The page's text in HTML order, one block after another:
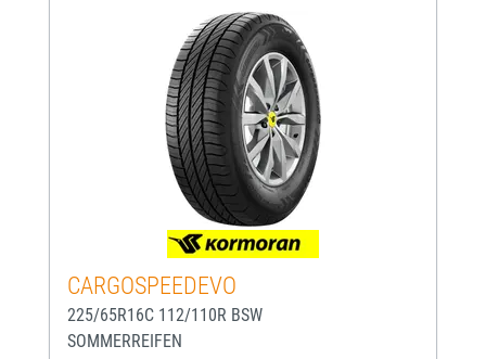
CARGOSPEEDEVO
225/65R16C 112/110R BSW
SOMMERREIFEN